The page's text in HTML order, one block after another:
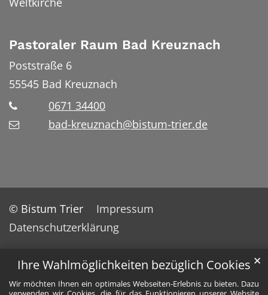
Ihre Wahlmöglichkeiten bezüglich Cookies
Wir möchten Ihnen ein optimales Webseiten-Erlebnis zu bieten. Dazu
✕
Pastoraler Raum Bad Kreuznach
Poststraße 6
55545 Bad Kreuznach
0671 34400
bad-kreuznach@bistum-trier.de
© Bistum Trier
Impressum
Datenschutzerklärung